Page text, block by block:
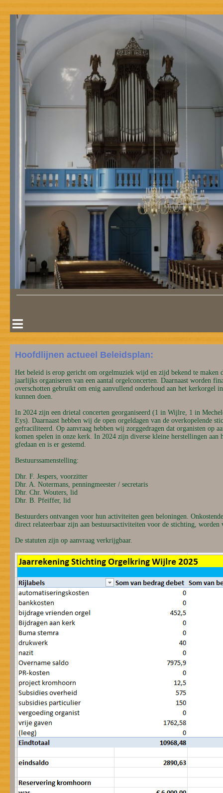
Hoofdlijnen actueel Beleidsplan:
Het beleid is erop gericht om orgelmuziek wijd en zijd bekend te maken
jaarlijks organiseren van een aantal orgelconcerten. Daarnaast worden
overschotten gebruikt om enig aanvullend onderhoud aan het kerkorgel
kunnen doen.
In 2024 zijn een drietal concerten georganiseerd (1 in Wijlre, 1 in
Eys). Daarnaast hebben wij de open orgeldagen van de overkopelende
gefraciliteerd. Op aanvraag hebben wij zorggedragen dat organisten op
komen spelen in onze kerk. In 2024 zijn diverse kleine herstellingen aan
gfedaan en is er gestemd.
Bestuurssamenstelling:
Dhr. F. Jespers, voorzitter
Dhr. A. Notermans, penningmeester / secretaris
Dhr. Chr. Wouters, lid
Dhr. B. Pfeiffer, lid
Bestuurders ontvangen voor hun activiteiten geen beloningen.
direct relateerbaar zijn aan bestuursactiviteiten voor de stichting, worden
De statuten zijn op aanvraag verkrijgbaar.